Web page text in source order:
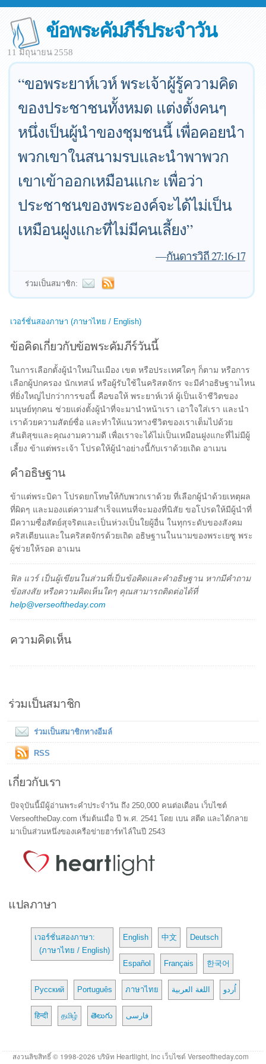
ข้อพระคัมภีร์ประจำวัน
11 มิถุนายน 2558
“ขอพระยาห์เวห์ พระเจ้าผู้รู้ความคิด
ของประชาชนทั้งหมด แต่งตั้งคนๆ
หนึ่งเป็นผู้นำของชุมชนนี้ เพื่อคอยนำ
พวกเขาในสนามรบและนำพาพวก
เขาเข้าออกเหมือนแกะ เพื่อว่า
ประชาชนของพระองค์จะได้ไม่เป็น
เหมือนฝูงแกะที่ไม่มีคนเลี้ยง”
—กันดารวิถี 27:16-17
ร่วมเป็นสมาชิก:
เวอร์ชั่นสองภาษา (ภาษาไทย / English)
ข้อคิดเกี่ยวกับข้อพระคัมภีร์วันนี้
ในการเลือกตั้งผู้นำใหม่ในเมือง เขต หรือประเทศใดๆ ก็ตาม หรือการ
เลือกผู้ปกครอง นักเทสน์ หรือผู้รับใช้ในคริสตจักร จะมีคำอธิษฐานไหน
ที่ยิ่งใหญ่ไปกว่าการขอนี้ คือขอให้ พระยาห์เวห์ ผู้เป็นเจ้าชีวิตของ
มนุษย์ทุกคน ช่วยแต่งตั้งผู้นำที่จะมานำหน้าเรา เอาใจใส่เรา และนำ
เราด้วยความสัตย์ซื่อ และทำให้แนวทางชีวิตของเราเต็มไปด้วย
สันติสุขและคุณงามความดี เพื่อเราจะได้ไม่เป็นเหมือนฝูงแกะที่ไม่มีผู้
เลี้ยง ข้าแต่พระเจ้า โปรดให้ผู้นำอย่างนี้กับเราด้วยเถิด อาเมน
คำอธิษฐาน
ข้าแต่พระบิดา โปรดยกโทษให้กับพวกเราด้วย ที่เลือกผู้นำด้วยเหตุผล
ที่ผิดๆ และมองแต่ความสำเร็จแทนที่จะมองที่นิสัย ขอโปรดให้มีผู้นำที่
มีความซื่อสัตย์สุจริตและเป็นห่วงเป็นใยผู้อื่น ในทุกระดับของสังคม
คริสเตียนและในคริสตจักรด้วยเถิด อธิษฐานในนามของพระเยซู พระ
ผู้ช่วยให้รอด อาเมน
ฟิล แวร์ เป็นผู้เขียนในส่วนที่เป็นข้อคิดและคำอธิษฐาน หากมีคำถาม
ข้อสงสัย หรือความคิดเห็นใดๆ คุณสามารถติดต่อได้ที่
help@verseoftheday.com
ความคิดเห็น
ร่วมเป็นสมาชิก
ร่วมเป็นสมาชิกทางอีมล์
RSS
เกี่ยวกับเรา
ปัจจุบันนี้มีผู้อ่านพระคำประจำวัน ถึง 250,000 คนต่อเดือน เว็บไซต์
VerseoftheDay.com เริ่มต้นเมื่อ ปี พ.ศ. 2541 โดย เบน สตีด และได้กลาย
มาเป็นส่วนหนึ่งของเครือข่ายฮาร์ทไล์ในปี 2543
แปลภาษา
เวอร์ชั่นสองภาษา:
(ภาษาไทย / English)
English 中文 Deutsch
Español Français 한국어
Русский Português ภาษาไทย اللغة العربية اُردو
हिन्दी தமிழ் తెలుగు فارسی
สงวนลิขสิทธิ์ © 1998-2026 บริษัท Heartlight, Inc เว็บไซต์ Verseoftheday.com